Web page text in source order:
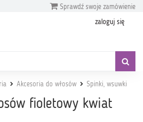
Sprawdź swoje zamówienie
zaloguj się
Akcesoria do włosów Spinki, wsuwki
fioletowy kwiat